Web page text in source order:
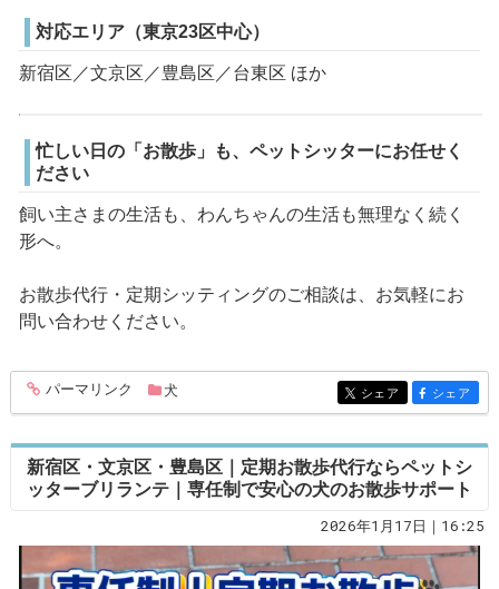
対応エリア（東京23区中心）
新宿区／文京区／豊島区／台東区 ほか
忙しい日の「お散歩」も、ペットシッターにお任せく
ださい
飼い主さまの生活も、わんちゃんの生活も無理なく続く
形へ。
お散歩代行・定期シッティングのご相談は、お気軽にお
問い合わせください。
entry331
パーマリンク 犬 entry331
シェア entry331
シェア
新宿区・文京区・豊島区｜定期お散歩代行ならペットシ
ッターブリランテ｜専任制で安心の犬のお散歩サポート
2026年1月17日｜16:25